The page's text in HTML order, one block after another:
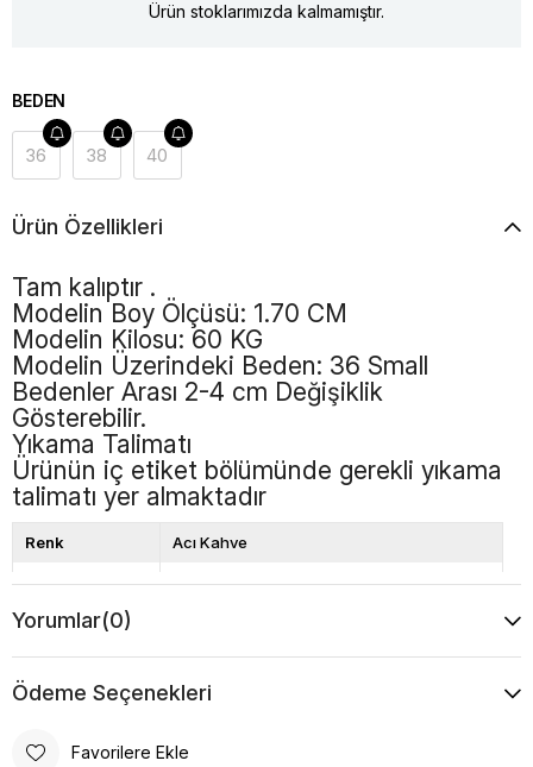
Ürün stoklarımızda kalmamıştır.
BEDEN
36 38 40
Ürün Özellikleri
Tam kalıptır .
Modelin Boy Ölçüsü: 1.70 CM
Modelin Kilosu: 60 KG
Modelin Üzerindeki Beden: 36 Small
Bedenler Arası 2-4 cm Değişiklik
Gösterebilir.
Yıkama Talimatı
Ürünün iç etiket bölümünde gerekli yıkama
talimatı yer almaktadır
Renk Acı Kahve
Kalıp Bol Kalıp
Boy
Desen Düz
Yorumlar(0)
Ödeme Seçenekleri
Favorilere Ekle